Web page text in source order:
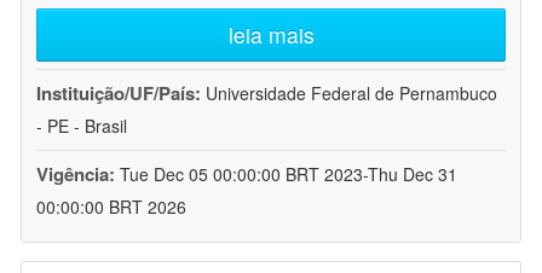
leia mais
Instituição/UF/País: Universidade Federal de Pernambuco
- PE - Brasil
Vigência: Tue Dec 05 00:00:00 BRT 2023-Thu Dec 31
00:00:00 BRT 2026